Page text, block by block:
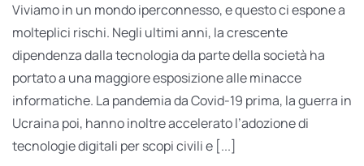
Viviamo in un mondo iperconnesso, e questo ci espone a
molteplici rischi. Negli ultimi anni, la crescente
dipendenza dalla tecnologia da parte della società ha
portato a una maggiore esposizione alle minacce
informatiche. La pandemia da Covid-19 prima, la guerra in
Ucraina poi, hanno inoltre accelerato l’adozione di
tecnologie digitali per scopi civili e [...]